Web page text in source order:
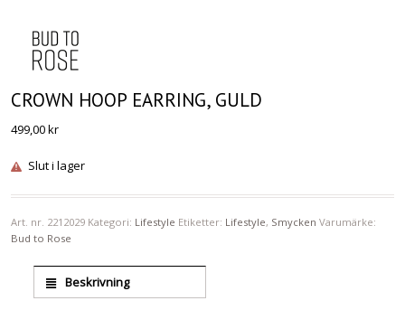
CROWN HOOP EARRING, GULD
499,00kr
Slut i lager
Art. nr. 2212029 Kategori: Lifestyle Etiketter: Lifestyle, Smycken Varumärke:
Bud to Rose
Beskrivning